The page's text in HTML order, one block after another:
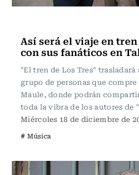
Así será el viaje en
con sus fanáticos en
"El tren de Los Tres"
grupo de personas que
Maule, donde podrán
toda la vibra de los autores de
Miércoles 18 de diciembre de
# Música